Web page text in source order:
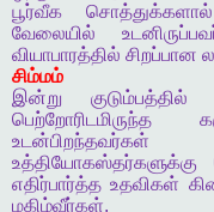
பூர்வீக
சொத்துக்களால்
வேலையில்
வியாபாரத்தில் சிறப்பான
சிம்மம்
இன்று
குடும்பத்தில்
பெற்றோரிடமிருந்த
உடன்பிறந்தவர்கள்
உத்தியோகஸ்தர்களுக்கு
எதிர்பார்த்த உதவிகள்
மகிழ்வீர்கள்.